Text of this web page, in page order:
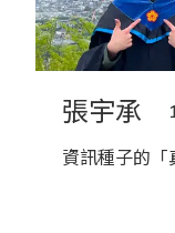
張宇承
資訊種子的「